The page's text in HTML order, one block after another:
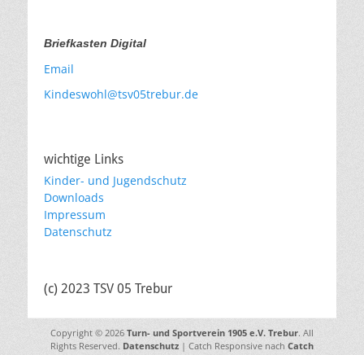
Briefkasten Digital
Email
Kindeswohl@tsv05trebur.de
wichtige Links
Kinder- und Jugendschutz
Downloads
Impressum
Datenschutz
(c) 2023 TSV 05 Trebur
Copyright © 2026 Turn- und Sportverein 1905 e.V. Trebur. All
Rights Reserved. Datenschutz | Catch Responsive nach Catch